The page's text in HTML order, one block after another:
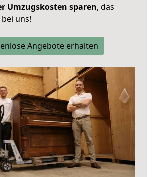
Umzugskosten sparen, das
uns!
Angebote erhalten